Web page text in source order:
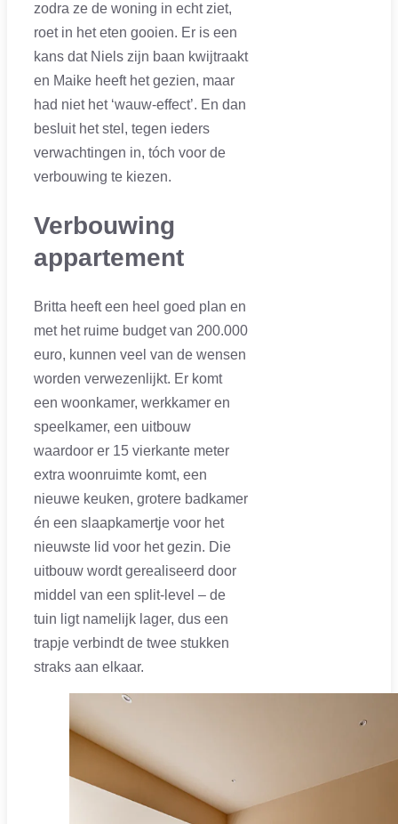
zodra ze de woning in echt ziet,
roet in het eten gooien. Er is een
kans dat Niels zijn baan kwijtraakt
en Maike heeft het gezien, maar
had niet het ‘wauw-effect’. En dan
besluit het stel, tegen ieders
verwachtingen in, tóch voor de
verbouwing te kiezen.
Verbouwing
appartement
Britta heeft een heel goed plan en
met het ruime budget van 200.000
euro, kunnen veel van de wensen
worden verwezenlijkt. Er komt
een woonkamer, werkkamer en
speelkamer, een uitbouw
waardoor er 15 vierkante meter
extra woonruimte komt, een
nieuwe keuken, grotere badkamer
én een slaapkamertje voor het
nieuwste lid voor het gezin. Die
uitbouw wordt gerealiseerd door
middel van een split-level – de
tuin ligt namelijk lager, dus een
trapje verbindt de twee stukken
straks aan elkaar.